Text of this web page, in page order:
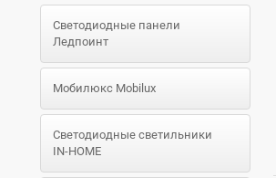
Светодиодные панели
Ледпоинт
Мобилюкс Mobilux
Светодиодные светильники
IN-HOME